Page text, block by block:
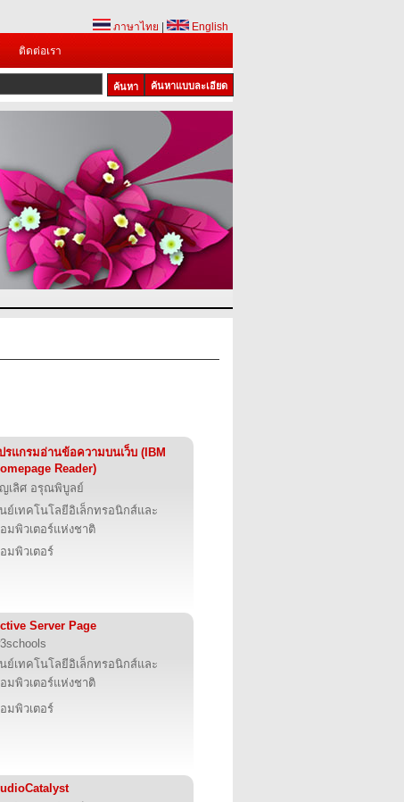
ภาษาไทย
English
ติดต่อเรา
ค้นหาแบบละเอียด
รแกรมอ่านข้อความบนเว็บ (IBM
Reader)
เลิศ อรุณพิบูลย์
ย์เทคโนโลยีอิเล็กทรอนิกส์และ
มพิวเตอร์แห่งชาติ
มพิวเตอร์
Server Page
ย์เทคโนโลยีอิเล็กทรอนิกส์และ
มพิวเตอร์แห่งชาติ
มพิวเตอร์